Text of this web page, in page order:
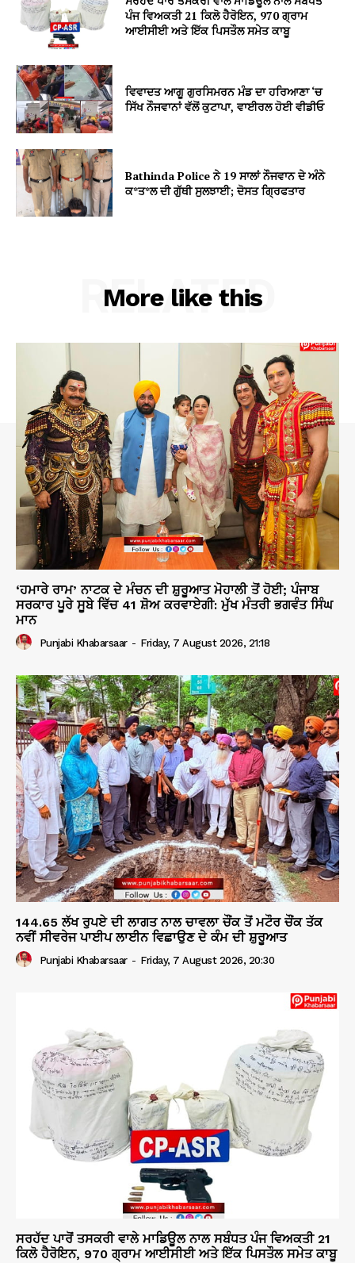
ਪੰਜ ਵਿਅਕਤੀ 21 ਕਿਲੋ ਹੈਰੋਇਨ, 970 ਗ੍ਰਾਮ
ਆਈਸੀਈ ਅਤੇ ਇੱਕ ਪਿਸਤੌਲ ਸਮੇਤ ਕਾਬੂ
ਵਿਵਾਦਤ ਆਗੂ ਗੁਰਸਿਮਰਨ ਮੰਡ ਦਾ ਹਰਿਆਣਾ ‘ਚ
ਸਿੱਖ ਨੌਜਵਾਨਾਂ ਵੱਲੋਂ ਕੁਟਾਪਾ, ਵਾਈਰਲ ਹੋਈ ਵੀਡੀਓ
Bathinda Police ਨੇ 19 ਸਾਲਾਂ ਨੌਜਵਾਨ ਦੇ ਅੰਨੇ
ਕ*ਤ*ਲ ਦੀ ਗੁੱਥੀ ਸੁਲਝਾਈ; ਦੋਸਤ ਗ੍ਰਿਫਤਾਰ
More like this
RELATED
‘ਹਮਾਰੇ ਰਾਮ’ ਨਾਟਕ ਦੇ ਮੰਚਨ ਦੀ ਸ਼ੁਰੂਆਤ ਮੋਹਾਲੀ ਤੋਂ ਹੋਈ; ਪੰਜਾਬ
ਸਰਕਾਰ ਪੂਰੇ ਸੂਬੇ ਵਿੱਚ 41 ਸ਼ੋਅ ਕਰਵਾਏਗੀ: ਮੁੱਖ ਮੰਤਰੀ ਭਗਵੰਤ ਸਿੰਘ
ਮਾਨ
Punjabi Khabarsaar - Friday, 7 August 2026, 21:18
144.65 ਲੱਖ ਰੁਪਏ ਦੀ ਲਾਗਤ ਨਾਲ ਚਾਵਲਾ ਚੌਂਕ ਤੋਂ ਮਟੌਰ ਚੌਂਕ ਤੱਕ
ਨਵੀਂ ਸੀਵਰੇਜ ਪਾਈਪ ਲਾਈਨ ਵਿਛਾਉਣ ਦੇ ਕੰਮ ਦੀ ਸ਼ੁਰੂਆਤ
Punjabi Khabarsaar - Friday, 7 August 2026, 20:30
ਸਰਹੱਦ ਪਾਰੋਂ ਤਸਕਰੀ ਵਾਲੇ ਮਾਡਿਊਲ ਨਾਲ ਸਬੰਧਤ ਪੰਜ ਵਿਅਕਤੀ 21
ਕਿਲੋ ਹੈਰੋਇਨ, 970 ਗ੍ਰਾਮ ਆਈਸੀਈ ਅਤੇ ਇੱਕ ਪਿਸਤੌਲ ਸਮੇਤ ਕਾਬੂ